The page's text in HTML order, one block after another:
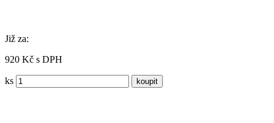
Již za:
920 Kč s DPH
ks